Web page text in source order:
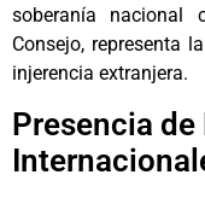
soberanía nacional
Consejo, representa
injerencia extranjera.
Presencia